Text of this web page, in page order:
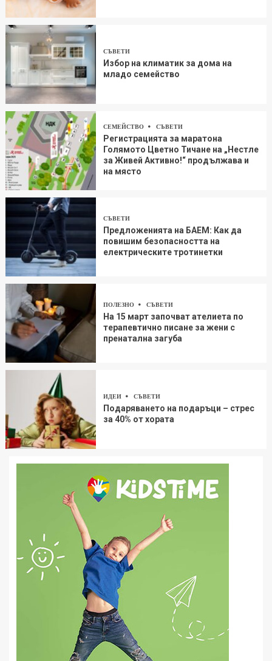
СЪВЕТИ
Избор на климатик за дома на
младо семейство
СЕМЕЙСТВО СЪВЕТИ
Регистрацията за маратона
Голямото Цветно Тичане на „Нестле
за Живей Aктивно!“ продължава и
на място
СЪВЕТИ
Предложенията на БАЕМ: Как да
повишим безопасността на
електрическите тротинетки
ПОЛЕЗНО СЪВЕТИ
На 15 март започват ателиета по
терапевтично писане за жени с
пренатална загуба
ИДЕИ СЪВЕТИ
Подаряването на подаръци – стрес
за 40% от хората